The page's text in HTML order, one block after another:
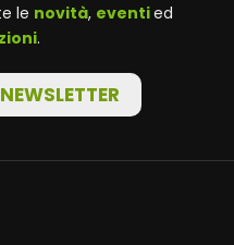
le novità, eventied
.